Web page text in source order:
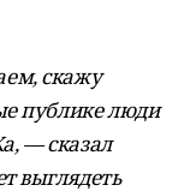
скажу
публике люди
— сказал
выглядеть